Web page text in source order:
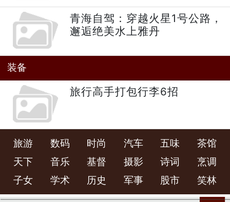
青海自驾：穿越火星1号公路，
邂逅绝美水上雅丹
装备
旅行高手打包行李6招
旅游 数码 时尚 汽车 五味
茶馆
天下
音乐 基督 摄影 诗词
烹调
子女
学术 历史 军事 股市 笑林